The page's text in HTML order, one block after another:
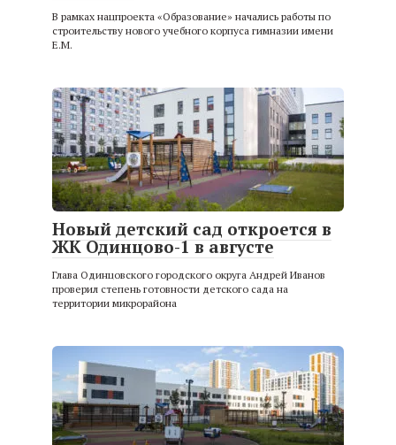
В рамках нацпроекта «Образование» начались работы по
строительству нового учебного корпуса гимназии имени
Е.М.
Новый детский сад откроется в
ЖК Одинцово-1 в августе
Глава Одинцовского городского округа Андрей Иванов
проверил степень готовности детского сада на
территории микрорайона